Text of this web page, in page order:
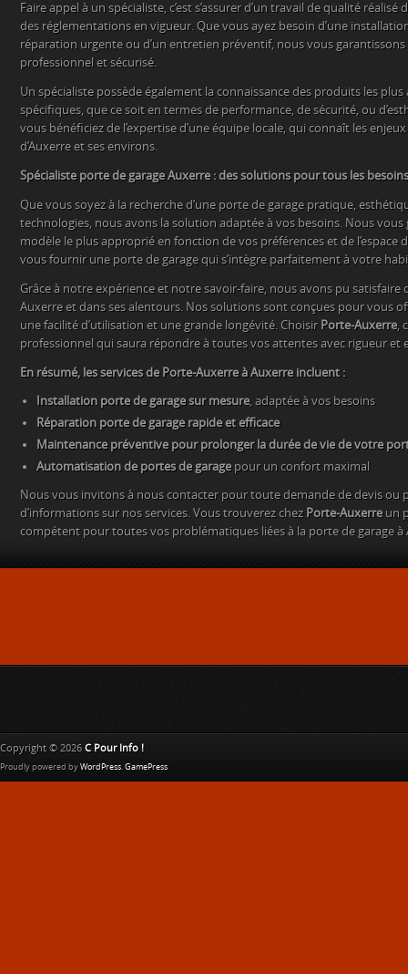
Faire appel à un spécialiste, c’est s’assurer d’un travail de qualité
des réglementations en vigueur. Que vous ayez besoin d’une
réparation urgente ou d’un entretien préventif, nous vous garantissons
professionnel et sécurisé.
Un spécialiste possède également la connaissance des produits les
spécifiques, que ce soit en termes de performance, de sécurité, ou
vous bénéficiez de l’expertise d’une équipe locale, qui connaît les
d’Auxerre et ses environs.
Spécialiste porte de garage Auxerre : des solutions pour tous les besoins
Que vous soyez à la recherche d’une porte de garage pratique,
technologies, nous avons la solution adaptée à vos besoins. Nous
modèle le plus approprié en fonction de vos préférences et de l’espace
vous fournir une porte de garage qui s’intègre parfaitement à votre
Grâce à notre expérience et notre savoir-faire, nous avons pu satisfaire
Auxerre et dans ses alentours. Nos solutions sont conçues pour vous
une facilité d’utilisation et une grande longévité. Choisir Porte-Auxerre,
professionnel qui saura répondre à toutes vos attentes avec rigueur et
En résumé, les services de Porte-Auxerre à Auxerre incluent :
Installation porte de garage sur mesure, adaptée à vos besoins
Réparation porte de garage rapide et efficace
Maintenance préventive pour prolonger la durée de vie de votre
Automatisation de portes de garagepour un confort maximal
Nous vous invitons à nous contacter pour toute demande de devis ou
d’informations sur nos services. Vous trouverez chez Porte-Auxerreun
compétent pour toutes vos problématiques liées à la porte de garage à
Copyright © 2026 C Pour Info !
Proudly powered by WordPress. GamePress